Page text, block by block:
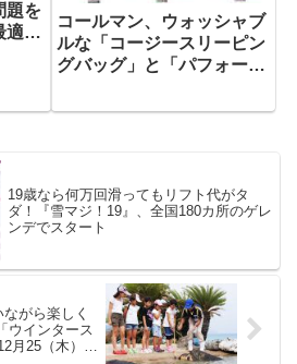
題を
適な
コールマン、ウォッシャブ
ルな「コージースリーピン
グバッグ」と「パフォーマ
スリーピングバッグ「コル
19歳なら何万回滑ってもリフト代がタ
ダ！『雪マジ！19』、全国180カ所のゲレ
ンデでスタート
がら楽しく
ウインタース
月25（木）～